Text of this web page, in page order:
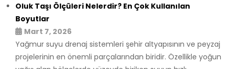
Oluk Taşı Ölçüleri Nelerdir? En Çok Kullanılan
Boyutlar
Mart 7, 2026
Yağmur suyu drenaj sistemleri şehir altyapısının ve peyzaj
projelerinin en önemli parçalarından biridir. Özellikle yoğun